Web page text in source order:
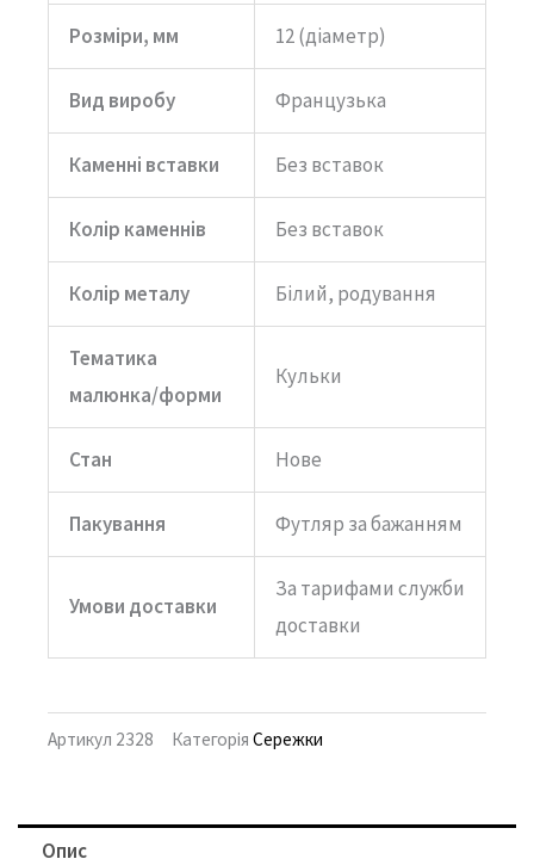
Розміри, мм 12 (діаметр)
Вид виробу Французька
Каменні вставки Без вставок
Колір каменнів Без вставок
Колір металу Білий, родування
Тематика
малюнка/форми
Кульки
Стан Нове
Пакування Футляр за бажанням
Умови доставки
За тарифами служби
доставки
Артикул 2328 Категорія Сережки
Опис